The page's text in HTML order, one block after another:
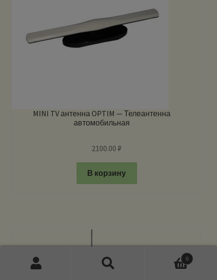
MINI TV антенна OPTIM — Телеантенна
автомобильная
2100.00₽
В корзину
0